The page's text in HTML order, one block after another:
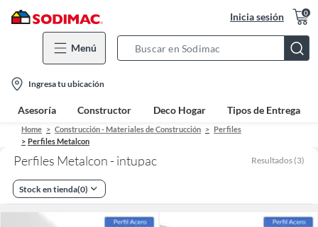
Inicia sesión 0
Menú
Bar
location-
icon
Ingresa tu ubicación
Asesoría Constructor Deco Hogar Tipos de Entrega
Home Construcción - Materiales de Construcción
Perfiles
Perfiles Metalcon
Perfiles Metalcon - intupac Resultados (3)
Stock en tienda(0)